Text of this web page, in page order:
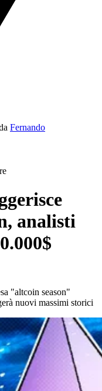
Fernando
analisti
"altcoin season"
nuovi massimi storici